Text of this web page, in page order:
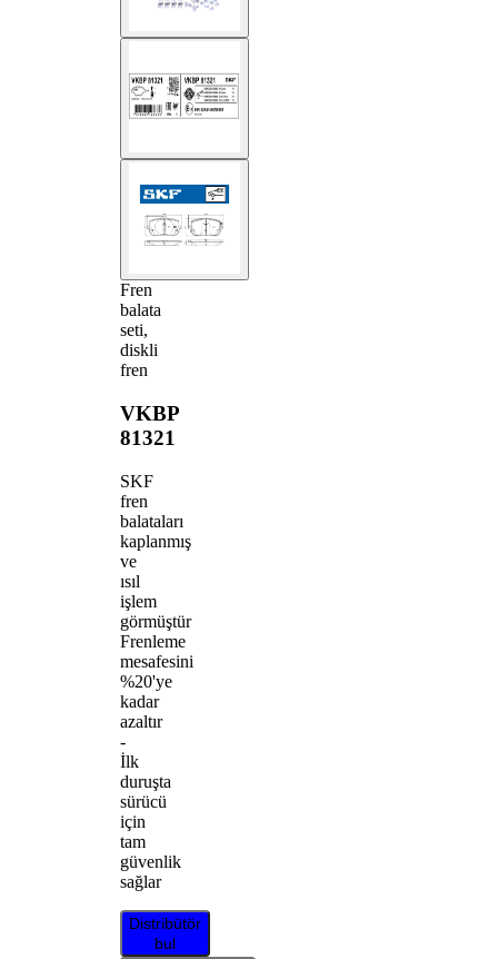
Fren
balata
seti,
diskli
fren
VKBP
81321
SKF
fren
balataları
kaplanmış
ve
ısıl
işlem
görmüştür
Frenleme
mesafesini
%20'ye
kadar
azaltır
-
İlk
duruşta
sürücü
için
tam
güvenlik
sağlar
Distribütör
bul